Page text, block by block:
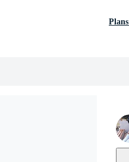
Plans